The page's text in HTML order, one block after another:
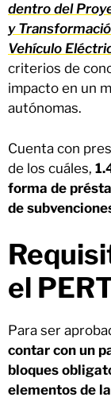
dentro del
y
Vehículo
criterios de
impacto en un
autónomas.
Cuenta con
de los cuáles,
forma de
de
el
Para ser
contar con un
bloques
elementos de